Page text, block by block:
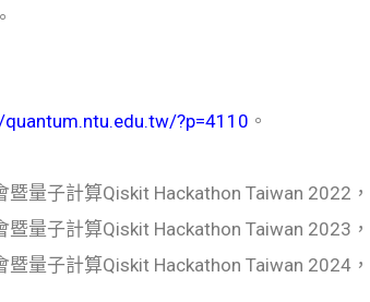
。
?p=4110 。
量子計算Qiskit Hackathon Taiwan 2022，
量子計算Qiskit Hackathon Taiwan 2023，
量子計算Qiskit Hackathon Taiwan 2024，